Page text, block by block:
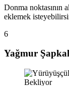
Donma noktasının
eklemek
6
Yağmur